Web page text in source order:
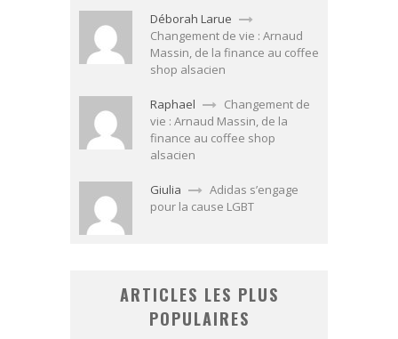
Déborah Larue
Changement de vie : Arnaud
Massin, de la finance au coffee
shop alsacien
Raphael
Changement de
vie : Arnaud Massin, de la
finance au coffee shop
alsacien
Giulia
Adidas s’engage
pour la cause LGBT
ARTICLES LES PLUS
POPULAIRES